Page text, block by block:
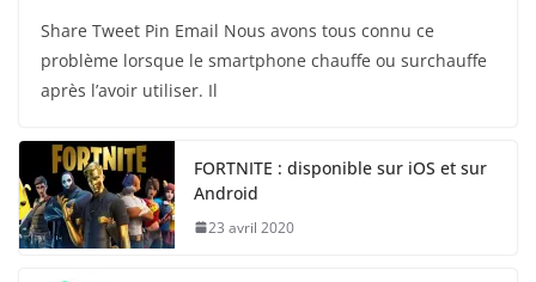
Share Tweet Pin Email Nous avons tous connu ce
problème lorsque le smartphone chauffe ou surchauffe
après l’avoir utiliser. Il
FORTNITE : disponible sur iOS et sur
Android
23 avril 2020